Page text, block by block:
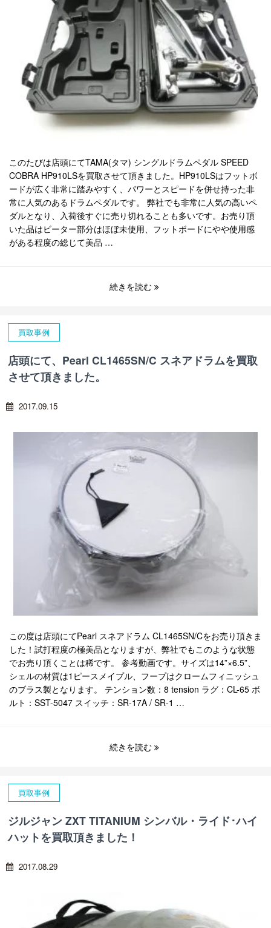
このたびは店頭にてTAMA(タマ) シングルドラムペダル SPEED
COBRA HP910LSを買取させて頂きました。HP910LSはフットボ
ードが広く非常に踏みやすく、パワーとスピードを併せ持った非
常に人気のあるドラムペダルです。 弊社でも非常に人気の高いペ
ダルとなり、入荷後すぐに売り切れることも多いです。お売り頂
いた品はビーター部分はほぼ未使用、フットボードにやや使用感
がある程度の総じて美品 …
続きを読む
買取事例
店頭にて、Pearl CL1465SN/C スネアドラムを買取
させて頂きました。
2017.09.15
この度は店頭にてPearl スネアドラム CL1465SN/Cをお売り頂きま
した！試打程度の極美品となりますが、弊社でもこのような状態
でお売り頂くことは稀です。 参考動画です。サイズは14”×6.5”、
シェルの材質は1ピースメイプル、フープはクロームフィニッシュ
のブラス製となります。 テンション数：8 tension ラグ：CL-65 ボ
ルト：SST-5047 スイッチ：SR-17A / SR-1 …
続きを読む
買取事例
ジルジャン ZXT TITANIUM シンバル・ライド･ハイ
ハットを買取頂きました！
2017.08.29